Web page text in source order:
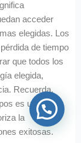
acceder
elegidas. Los
de tiempo
que todos los
elegida,
Recuerda,
es una
la
exitosas.